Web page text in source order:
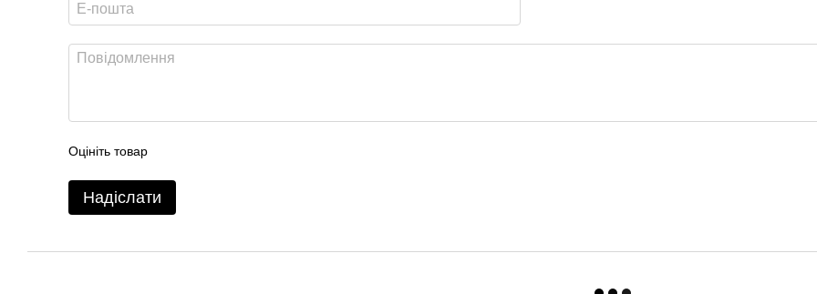
Оцініть товар
Надіслати